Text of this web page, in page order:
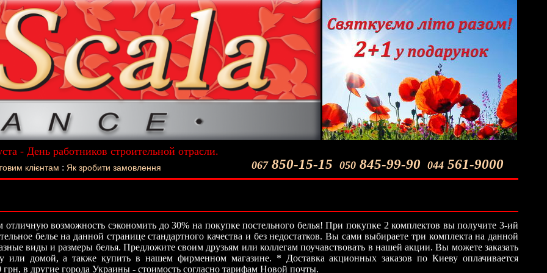
- День работников строительной отрасли.
подарок - Постельное белье La Scala!
067850-15-15 050 845-99-90 044 561-9000
клієнтам : Як зробити замовлення
возможность сэкономить до 30% на покупке постельного белья! При покупке 2 комплектов вы получите 3-ий
белье на данной странице стандартного качества и без недостатков. Вы сами выбираете три комплекта на данной
виды и размеры белья. Предложите своим друзьям или коллегам поучавствовать в нашей акции. Вы можете заказать
или домой, а также купить в нашем фирменном магазине. * Доставка акционных заказов по Киеву оплачивается
грн, в другие города Украины - стоимость согласно тарифам Новой почты.